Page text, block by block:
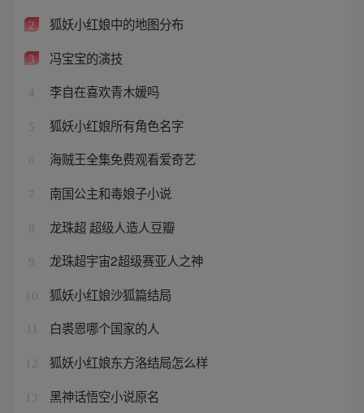
2 狐妖小红娘中的地图分布
3 冯宝宝的演技
4 李自在喜欢青木媛吗
5 狐妖小红娘所有角色名字
6 海贼王全集免费观看爱奇艺
7 南国公主和毒娘子小说
8 龙珠超 超级人造人豆瓣
9 龙珠超宇宙2超级赛亚人之神
10 狐妖小红娘沙狐篇结局
白裘恩哪个国家的人
12 狐妖小红娘东方洛结局怎么样
13 黑神话悟空小说原名